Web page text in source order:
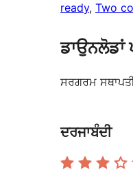
ready, Two
ਡਾਉਨਲੋਡਾਂ
ਸਰਗਰਮ
ਦਰਜਾਬੰਦੀ